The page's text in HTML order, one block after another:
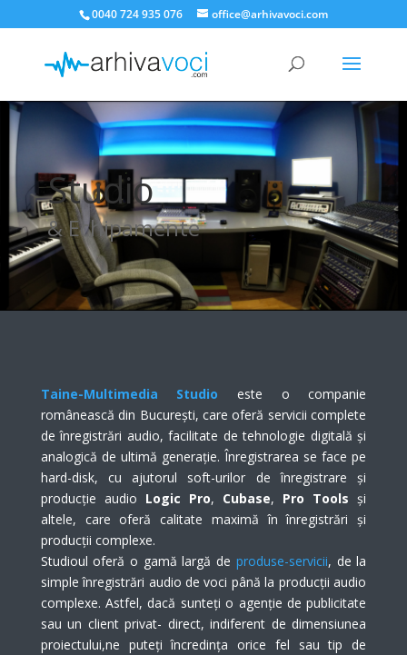
0040 724 935 076 office@arhivavoci.com
Studio
& Echipamente
Taine-Multimedia Studio este o companie
românească din București, care oferă servicii complete
de înregistrări audio, facilitate de tehnologie digitală și
analogică de ultimă generație. Înregistrarea se face pe
hard-disk, cu ajutorul soft-urilor de înregistrare și
producție audio Logic Pro, Cubase, Pro Tools și
altele, care oferă calitate maximă în înregistrări și
producții complexe.
Studioul oferă o gamă largă de produse-servicii, de la
simple înregistrări audio de voci până la producții audio
complexe. Astfel, dacă sunteți o agenție de publicitate
sau un client privat- direct, indiferent de dimensiunea
proiectului,ne puteți încredința orice fel sau tip de